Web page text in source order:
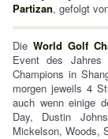
Partizan, gefolgt
Die World Golf
Event des
Champions in
morgen jeweils 4
auch wenn einige
Day, Dustin
Mickelson, Woods,